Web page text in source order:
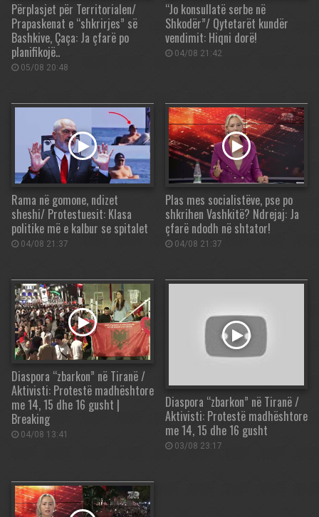
Përplasjet për Territorialen/
Prapaskenat e “shkrirjes” së
Bashkive, Çaça: Ja çfarë po
planifikojë..
05/08 20:48
“Jo konsullatë serbe në
Shkodër”/ Qytetarët kundër
vendimit: Hiqni dorë!
04/08 21:42
Rama në gomone, ndizet
sheshi/ Protestuesit: Klasa
politike më e kalbur se spitalet
04/08 21:37
Plas mes socialistëve, pse po
shkrihen Vashkitë? Ndrejaj: Ja
çfarë ndodh në shtator!
04/08 21:37
Diaspora “zbarkon” në Tiranë /
Aktivisti: Protestë madhështore
me 14, 15 dhe 16 gusht |
Breaking
04/08 13:41
Diaspora “zbarkon” në Tiranë /
Aktivisti: Protestë madhështore
me 14, 15 dhe 16 gusht
03/08 23:17